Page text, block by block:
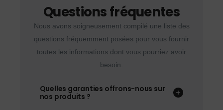
Questions fréquentes
Nous avons soigneusement compilé une liste des
questions fréquemment posées pour vous fournir
toutes les informations dont vous pourriez avoir
besoin.
Quelles garanties offrons-nous sur
nos produits ?